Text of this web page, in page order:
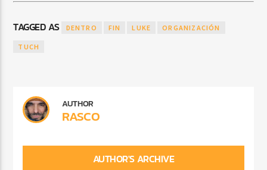
TAGGED AS DENTRO FIN LUKE ORGANIZACIÓN
TUCH
AUTHOR
RASCO
AUTHOR'S ARCHIVE